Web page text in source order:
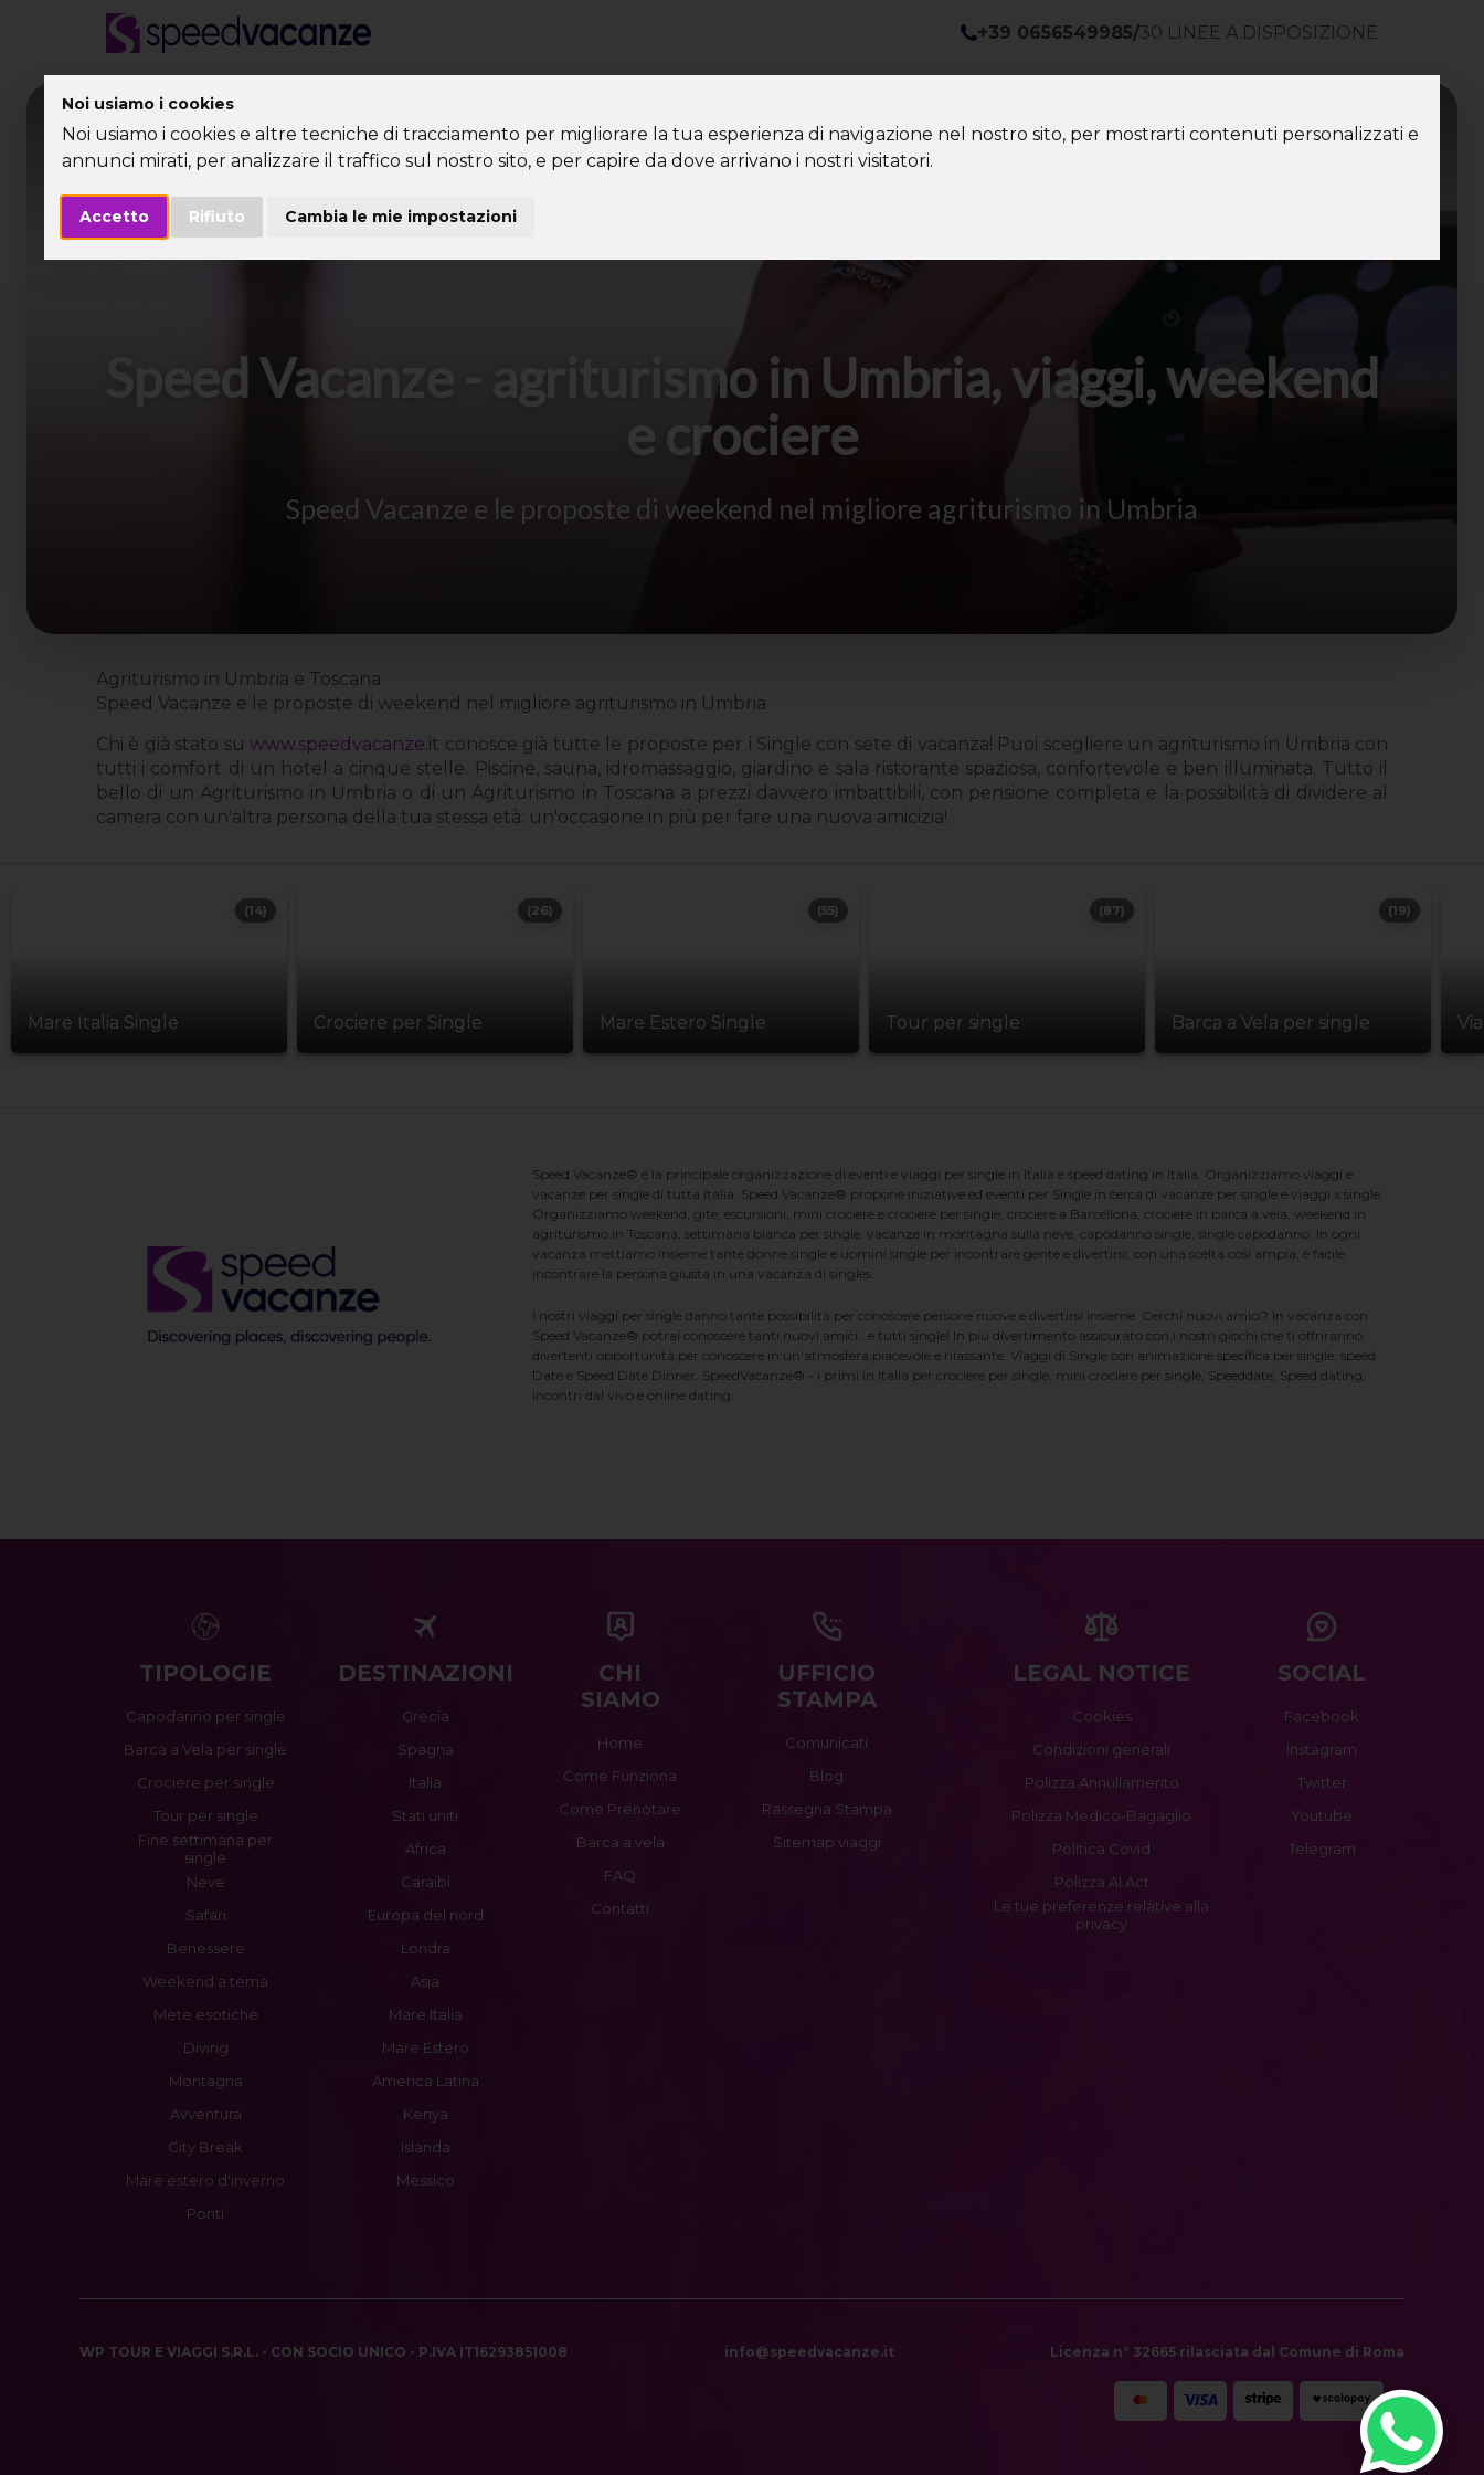
Noi usiamo i cookies
Noi usiamo i cookies e altre tecniche di tracciamento per migliorare la tua esperienza di navigazione nel nostro sito, per mostrarti contenuti personalizzati e
annunci mirati, per analizzare il traffico sul nostro sito, e per capire da dove arrivano i nostri visitatori.
Accetto Rifiuto Cambia le mie impostazioni
+39 0656549985/30 LINEE A DISPOSIZIONE
Speed Vacanze - agriturismo in Umbria, viaggi, weekend
e crociere
Speed Vacanze e le proposte di weekend nel migliore agriturismo in Umbria
Agriturismo in Umbria e Toscana
Speed Vacanze e le proposte di weekend nel migliore agriturismo in Umbria
Chi è già stato suwww.speedvacanze.it conosce già tutte le proposte per i Single con sete di vacanza! Puoi scegliere un agriturismo in Umbria con
tutti i comfort di un hotel a cinque stelle. Piscine, sauna, idromassaggio, giardino e sala ristorante spaziosa, confortevole e ben illuminata. Tutto il
bello di un Agriturismo in Umbria o di un Agriturismo in Toscana a prezzi davvero imbattibili, con pensione completa e la possibilità di dividere al
camera con un'altra persona della tua stessa età: un'occasione in più per fare una nuova amicizia!
Mare Italia Single
(14)
Crociere per Single
(26)
Mare Estero Single
(55)
Tour per single
(87)
Barca a Vela per single
(19)
Speed Vacanze® è la principale organizzazione di eventi e viaggi per single in Italia e speed dating in Italia. Organizziamo viaggi e
vacanze per single di tutta Italia. Speed Vacanze® propone iniziative ed eventi per Single in cerca di vacanze per single e viaggi x single.
Organizziamo weekend, gite, escursioni, mini crociere e crociere per single, crociere a Barcellona, crociere in barca a vela, weekend in
agriturismo in Toscana, settimana bianca per single, vacanze in montagna sulla neve, capodanno single, single capodanno. In ogni
vacanza mettiamo insieme tante donne single e uomini single per incontrare gente e divertirsi; con una scelta cosi ampia, è facile
incontrare la persona giusta in una vacanza di singles.
I nostri viaggi per single danno tante possibilità per conoscere persone nuove e divertirsi insieme. Cerchi nuovi amici? In vacanza con
Speed Vacanze® potrai conoscere tanti nuovi amici...e tutti single! In più divertimento assicurato con i nostri giochi che ti offriranno
divertenti opportunità per conoscere in un'atmosfera piacevole e rilassante. Viaggi di Single con animazione specifica per single, speed
Date e Speed Date Dinner. SpeedVacanze® - i primi in Italia per crociere per single, mini crociere per single, Speeddate, Speed dating,
incontri dal vivo e online dating.
TIPOLOGIE
Capodanno per single
Barca a Vela per single
Crociere per single
Tour per single
Fine settimana per
single
Neve
Safari
Benessere
Weekend a tema
Mete esotiche
Diving
Montagna
Avventura
City Break
Mare estero d'inverno
Ponti
DESTINAZIONI
Grecia
Spagna
Italia
Stati uniti
Africa
Caraibi
Europa del nord
Londra
Asia
Mare Italia
Mare Estero
America Latina
Kenya
Islanda
Messico
CHI
SIAMO
Home
Come Funziona
Come Prenotare
Barca a vela
FAQ
Contatti
UFFICIO
STAMPA
Comunicati
Blog
Rassegna Stampa
Sitemap viaggi
LEGAL NOTICE
Cookies
Condizioni generali
Polizza Annullamento
Polizza Medico-Bagaglio
Politica Covid
Polizza AI Act
Le tue preferenze relative alla
privacy
SOCIAL
Facebook
Instagram
Twitter
Youtube
Telegram
WP TOUR E VIAGGI S.R.L. - CON SOCIO UNICO - P.IVA IT16293851008 info@speedvacanze.it Licenza n° 32665 rilasciata dal Comune di Roma